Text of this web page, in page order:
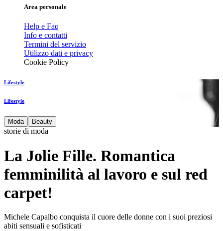
Area personale
Help e Faq
Info e contatti
Termini del servizio
Utilizzo dati e privacy
Cookie Policy
Lifestyle
Lifestyle
Moda Beauty
storie di moda
La Jolie Fille. Romantica
femminilità al lavoro e sul red
carpet!
Michele Capalbo conquista il cuore delle donne con i suoi preziosi
abiti sensuali e sofisticati